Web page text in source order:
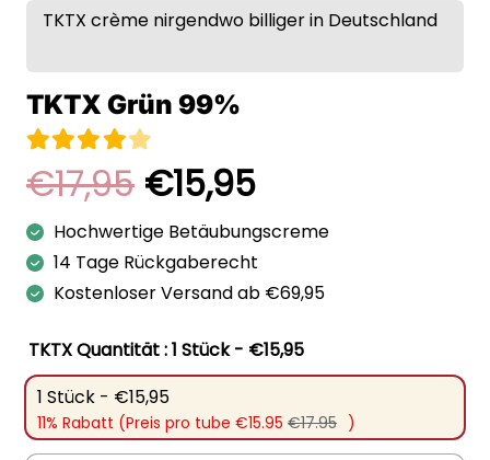
TKTX crème nirgendwo billiger in Deutschland
TKTX Grün 99%
Bewertet mit4.00
€17,95 Ursprünglicher
Preis
war:
€17,95
€15,95Aktueller
ist:
€15,95.
Hochwertige Betäubungscreme
14 Tage Rückgaberecht
Kostenloser Versand ab €69,95
TKTX Quantität: 1 Stück - €15,95
1 Stück - €15,95
11% Rabatt (Preis pro tube €15.95 €17.95 )